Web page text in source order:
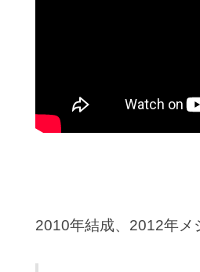
2010年結成、2012年メ